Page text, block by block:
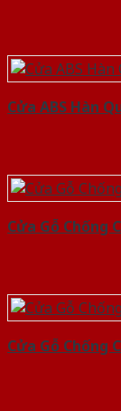
Cửa ABS Hàn
Cửa Gỗ Chống
Cửa Gỗ Chống